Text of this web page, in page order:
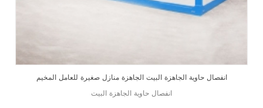
انفصال حاوية الجاهزة البيت الجاهزة منازل صغيرة للعامل المخيم
انفصال حاوية الجاهزة البيت